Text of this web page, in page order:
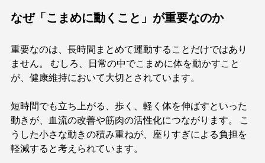
なぜ「こまめに動くこと」が重要なのか
重要なのは、長時間まとめて運動することだけではあり
ません。 むしろ、日常の中でこまめに体を動かすこと
が、健康維持において大切とされています。
短時間でも立ち上がる、歩く、軽く体を伸ばすといった
動きが、血流の改善や筋肉の活性化につながります。 こ
うした小さな動きの積み重ねが、座りすぎによる負担を
軽減すると考えられています。